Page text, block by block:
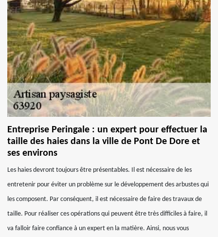
Entreprise Peringale : un expert pour effectuer la
taille des haies dans la ville de Pont De Dore et
ses environs
Les haies devront toujours être présentables. Il est nécessaire de les
entretenir pour éviter un problème sur le développement des arbustes qui
les composent. Par conséquent, il est nécessaire de faire des travaux de
taille. Pour réaliser ces opérations qui peuvent être très difficiles à faire, il
va falloir faire confiance à un expert en la matière. Ainsi, nous vous